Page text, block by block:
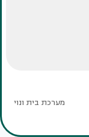
מערכת בית ונוי